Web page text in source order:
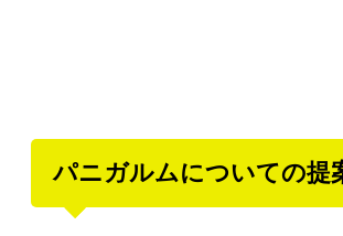
パニガルムについての提